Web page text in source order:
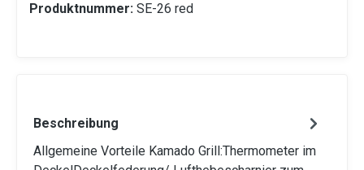
Produktnummer: SE-26 red
Beschreibung
Allgemeine Vorteile Kamado Grill:Thermometer im